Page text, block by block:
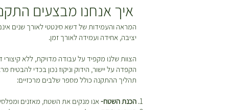
איך אנחנו מבצעים
המראה והעמידות של דשא סינטטי לאורך שנים
יציבה, אחידה ועמידה לאורך זמן.
הצוות שלנו מקפיד על עבודה מדויקת, ללא
הקפדה על יישור, הידוק וניקוז נכון בכדי
תהליך ההתקנה כולל מספר שלבים מרכזיים:
הכנת השטח-אנו מנקים את השטח, מאזנים